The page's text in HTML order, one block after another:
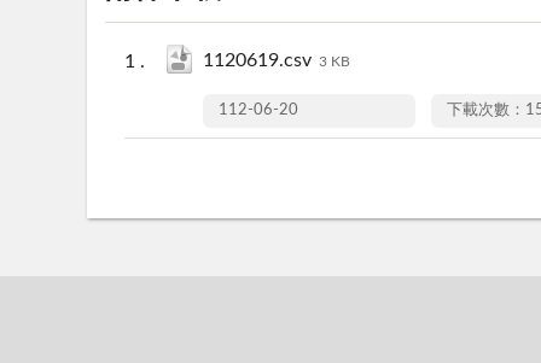
1120619.csv 3 KB
112-06-20 下載次數：